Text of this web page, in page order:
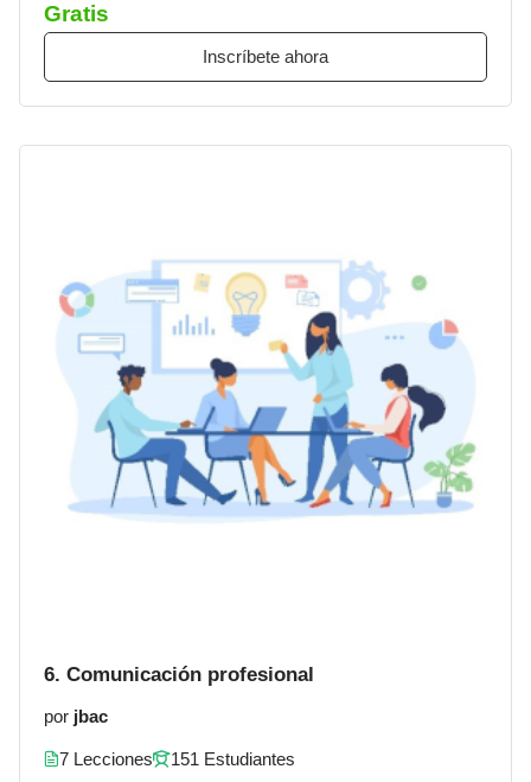
Gratis
Inscríbete ahora
6. Comunicación profesional
por jbac
7 Lecciones 151 Estudiantes